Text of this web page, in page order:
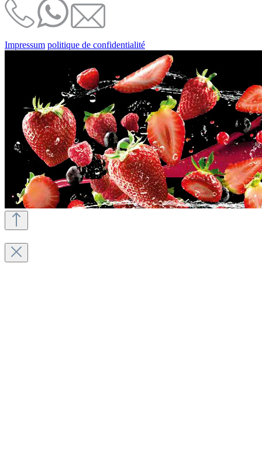
Impressum politique de confidentialité